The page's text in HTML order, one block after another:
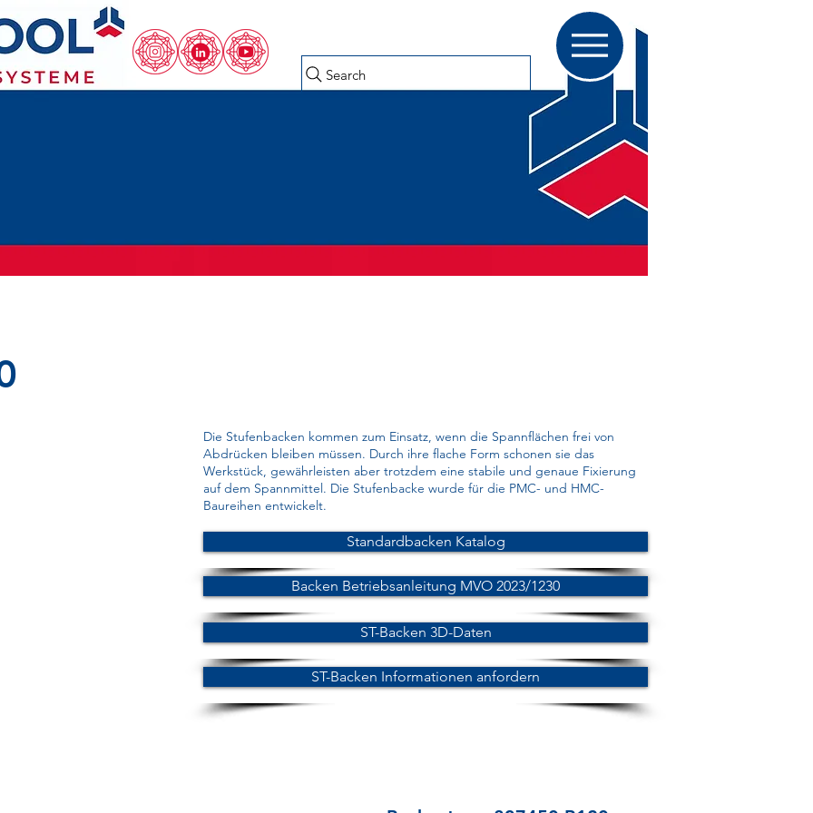
Search
Die Stufenbacken kommen zum Einsatz, wenn die Spannflächen frei von
Abdrücken bleiben müssen. Durch ihre flache Form schonen sie das
Werkstück, gewährleisten aber trotzdem eine stabile und genaue Fixierung
auf dem Spannmittel. Die Stufenbacke wurde für die PMC- und HMC-
Baureihen entwickelt.
Standardbacken Katalog
Backen Betriebsanleitung MVO 2023/1230
ST-Backen 3D-Daten
ST-Backen Informationen anfordern